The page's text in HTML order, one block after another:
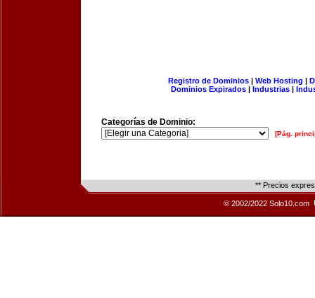
Registro de Dominios| Web Hosting |
Dominios Expirados | Industrias |
Categorías de Dominio:
[Pág.
** Precios
© 2002/2022 Solo10.com